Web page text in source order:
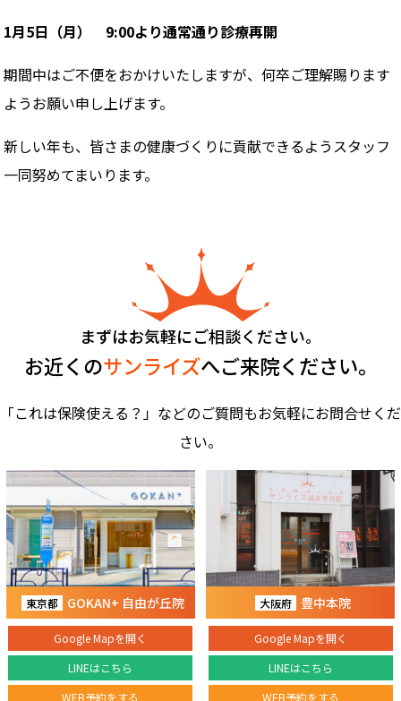
1月5日（月） 9:00より通常通り診療再開
期間中はご不便をおかけいたしますが、何卒ご理解賜ります
ようお願い申し上げます。
新しい年も、皆さまの健康づくりに貢献できるようスタッフ
一同努めてまいります。
まずはお気軽にご相談ください。
お近くのサンライズへご来院ください。
「これは保険使える？」などのご質問もお気軽にお問合せくだ
さい。
東京都 GOKAN+ 自由が丘院
Google Mapを開く
LINEはこちら
WEB予約をする
大阪府 豊中本院
Google Mapを開く
LINEはこちら
WEB予約をする